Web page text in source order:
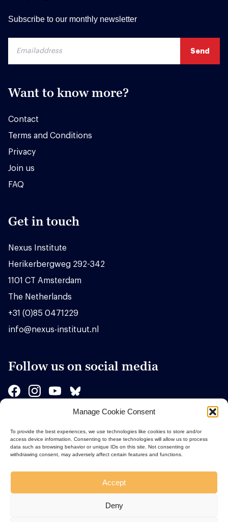
Manage Cookie Consent
To provide the best experiences, we use technologies like cookies to store and/or
access device information. Consenting to these technologies will allow us to process
data such as browsing behavior or unique IDs on this site. Not consenting or
withdrawing consent, may adversely affect certain features and functions.
Accept
Deny
Subscribe to our monthly newsletter
Want to know more?
Contact
Terms and Conditions
Privacy
Join us
FAQ
Get in touch
Nexus Institute
Herikerbergweg 292-342
1101 CT Amsterdam
The Netherlands
+31 (0)85 0471229
info@nexus-instituut.nl
Follow us on social media